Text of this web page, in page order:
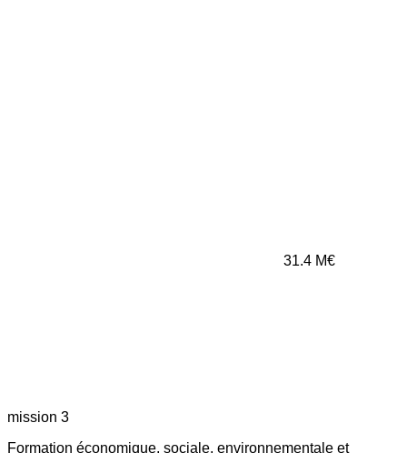
31.4 M€
mission 3
Formation économique, sociale, environnementale et